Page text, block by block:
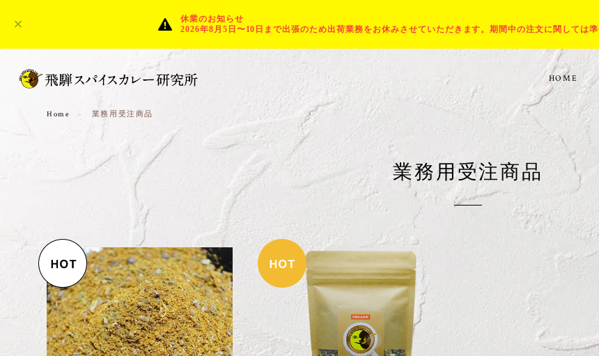
休業のお知らせ
2026年8月5日〜10日まで出張のため出荷業務をお休みさせていただきます。期間中の注文に関しては
HOME
Home 業務用受注商品
業務用受注商品